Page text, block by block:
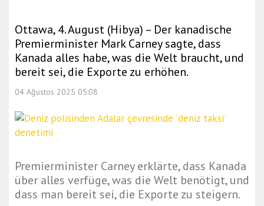
Ottawa, 4. August (Hibya) – Der kanadische
Premierminister Mark Carney sagte, dass
Kanada alles habe, was die Welt braucht, und
bereit sei, die Exporte zu erhöhen.
04 Ağustos 2025 05:08
Premierminister Carney erklärte, dass Kanada
über alles verfüge, was die Welt benötigt, und
dass man bereit sei, die Exporte zu steigern.